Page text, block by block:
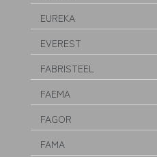
EUREKA
EVEREST
FABRISTEEL
FAEMA
FAGOR
FAMA